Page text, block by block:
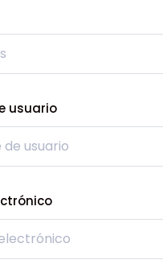
usuario